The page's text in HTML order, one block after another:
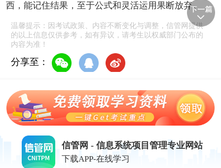
西，能记住结果，至于公式和灵活运用果断放弃。
温馨提示：因考试政策、内容不断变化与调整，信管网提供
的以上信息仅供参考，如有异议，请考生以权威部门公布的
内容为准！
分享至：
信管网 - 信息系统项目管理专业网站
下载APP-在线学习